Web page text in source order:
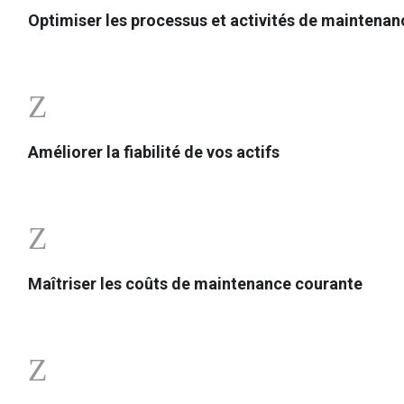
Optimiser les processus et activités de
Z
Améliorer la fiabilité de vos actifs
Z
Maîtriser les coûts de maintenance courante
Z